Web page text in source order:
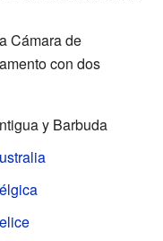
Cámara de
con dos
y Barbuda